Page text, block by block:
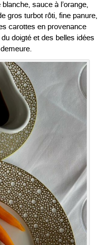
sauce à l’orange,
gros turbot rôti, fine panure,
carottes en provenance
doigté et des belles idées